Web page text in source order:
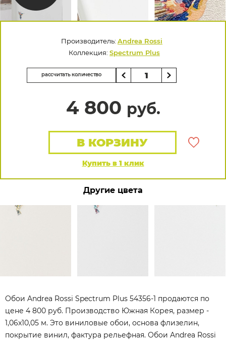
Производитель: Andrea Rossi
Коллекция: Spectrum Plus
рассчитать количество
4 800 руб.
Купить в 1 клик
В КОРЗИНУ
Другие цвета
Обои Andrea Rossi Spectrum Plus 54356-1 продаются по
цене 4 800 руб. Производство Южная Корея, размер -
1,06x10,05 м. Это виниловые обои, основа флизелин,
покрытие винил, фактура рельефная. Обои Andrea Rossi